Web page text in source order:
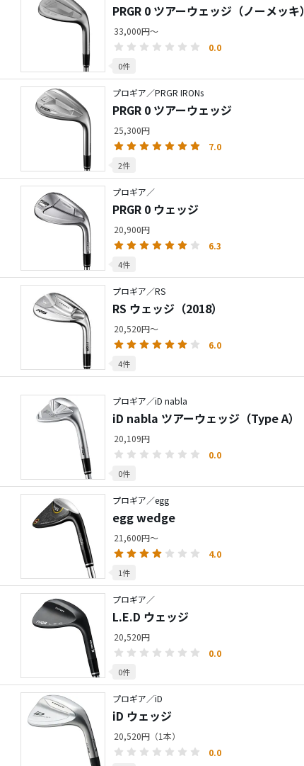
PRGR 0 ツアーウェッジ（ノーメッキ）
33,000円～
0.0
0件
プロギア／PRGR IRONs
PRGR 0 ツアーウェッジ
25,300円
7.0
2件
プロギア／
PRGR 0 ウェッジ
20,900円
6.3
4件
プロギア／RS
RS ウェッジ（2018）
20,520円～
6.0
4件
プロギア／iD nabla
iD nabla ツアーウェッジ（Type A）
20,109円
0.0
0件
プロギア／egg
egg wedge
21,600円～
4.0
1件
プロギア／
L.E.D ウェッジ
20,520円
0.0
0件
プロギア／iD
iD ウェッジ
20,520円（1本）
0.0